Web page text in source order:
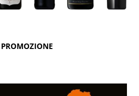
PROMOZIONE